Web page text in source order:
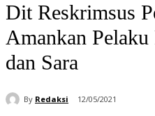
Dit Reskrimsus
Amankan
dan Sara
By Redaksi 12/05/2021